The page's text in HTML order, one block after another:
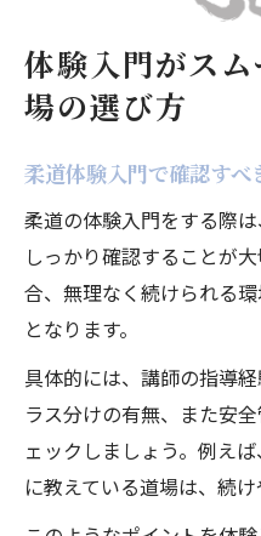
体験入門がス
場の選び方
柔道体験入門で確認すべ
柔道の体験入門をする際
しっかり確認することが
合、無理なく続けられる
となります。
具体的には、講師の指導
ラス分けの有無、また安
ェックしましょう。例え
に教えている道場は、続け